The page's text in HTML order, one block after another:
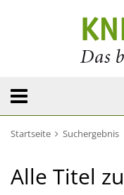
Startseite Suchergebnis
Alle Titel